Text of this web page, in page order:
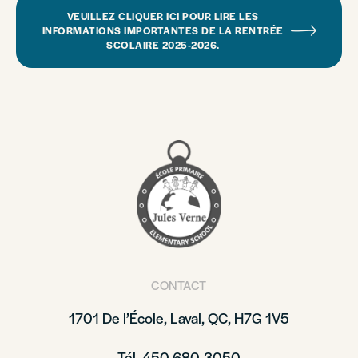
VEUILLEZ CLIQUER ICI POUR LIRE LES
INFORMATIONS IMPORTANTES DE LA RENTRÉE
SCOLAIRE 2025-2026.
CONTACT
1701 De l’École, Laval, QC, H7G 1V5